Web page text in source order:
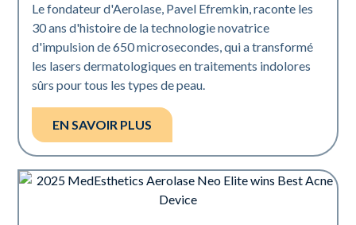
Le fondateur d'Aerolase, Pavel Efremkin, raconte les
30 ans d'histoire de la technologie novatrice
d'impulsion de 650 microsecondes, qui a transformé
les lasers dermatologiques en traitements indolores
sûrs pour tous les types de peau.
EN SAVOIR PLUS